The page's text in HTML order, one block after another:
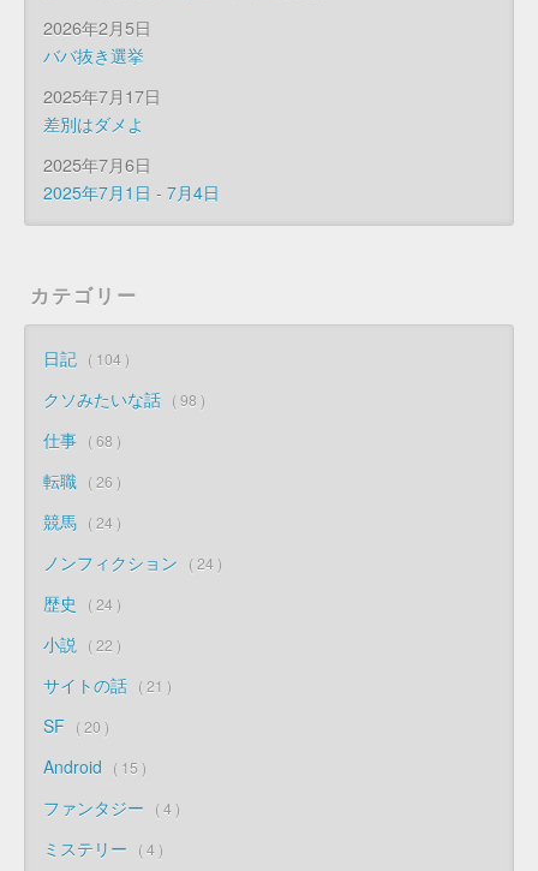
2026年2月5日
ババ抜き選挙
2025年7月17日
差別はダメよ
2025年7月6日
2025年7月1日 - 7月4日
カテゴリー
日記 104
クソみたいな話 98
仕事 68
転職 26
競馬 24
ノンフィクション 24
歴史 24
小説 22
サイトの話 21
SF 20
Android 15
ファンタジー 4
ミステリー 4